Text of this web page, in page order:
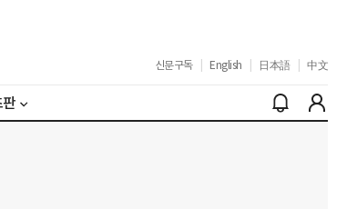
신문구독 English 日本語 中文